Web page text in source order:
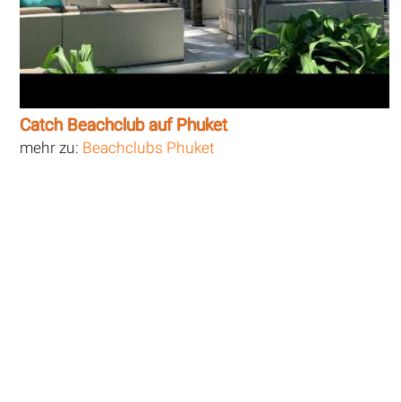
Catch Beachclub auf Phuket
mehr zu: Beachclubs Phuket